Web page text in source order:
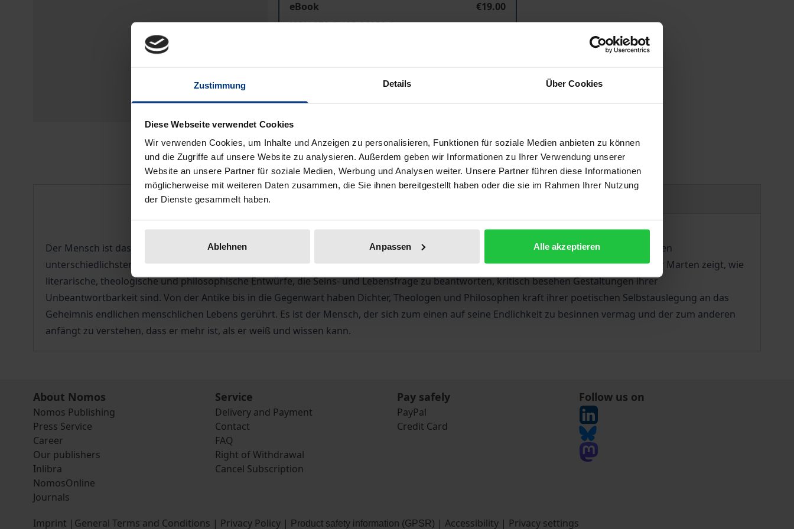
Zustimmung Details Über Cookies
Diese Webseite verwendet Cookies
Wir verwenden Cookies, um Inhalte und Anzeigen zu personalisieren, Funktionen für soziale Medien anbieten zu können
und die Zugriffe auf unsere Website zu analysieren. Außerdem geben wir Informationen zu Ihrer Verwendung unserer
Website an unsere Partner für soziale Medien, Werbung und Analysen weiter. Unsere Partner führen diese Informationen
möglicherweise mit weiteren Daten zusammen, die Sie ihnen bereitgestellt haben oder die sie im Rahmen Ihrer Nutzung
der Dienste gesammelt haben.
Ablehnen Anpassen Alle akzeptieren
eBook
€19.00
ISBN 978-3-495-86058-8
Prices include VAT. Depending on the delivery address, VAT may vary at checkout.
Delivery cost notice
Description
Der Mensch ist das Wesen, das sich zu seiner Vergänglichkeit, seiner Sterblichkeit und Endlichkeit verhält. Das führt ihn zu Selbstdeutungen
unterschiedlichster Art, aber die Frage, die der Mensch sich in Anbetracht von Geburt, Liebe und Tod selbst ist, bleibt letztlich offen. Rainer Marten zeigt, wie
literarische, theologische und philosophische Entwürfe, die Seins- und Lebensfrage zu beantworten, kritisch besehen Gestaltungen ihrer
Unbeantwortbarkeit sind. Von der Antike bis in die Gegenwart haben Dichter, Theologen und Philosophen kraft ihrer poetischen Selbstauslegung an das
Geheimnis endlichen menschlichen Lebens gerührt. Es ist der Mensch, der sich zum einen auf seine Endlichkeit zu besinnen vermag und der zum anderen
anfängt zu verstehen, dass er mehr ist, als er weiß und wissen kann.
About Nomos
Nomos Publishing
Press Service
Career
Our publishers
Inlibra
NomosOnline
Journals
Service
Delivery and Payment
Contact
FAQ
Right of Withdrawal
Cancel Subscription
Pay safely
PayPal
Credit Card
Follow us on
Imprint | General Terms and Conditions | Privacy Policy | Product safety information (GPSR) | Accessibility | Privacy settings